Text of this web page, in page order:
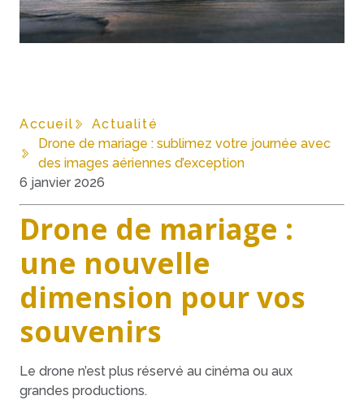
Accueil
Actualité
Drone de mariage : sublimez votre journée avec
des images aériennes d’exception
6 janvier 2026
Drone de mariage :
une nouvelle
dimension pour vos
souvenirs
Le drone n’est plus réservé au cinéma ou aux
grandes productions.